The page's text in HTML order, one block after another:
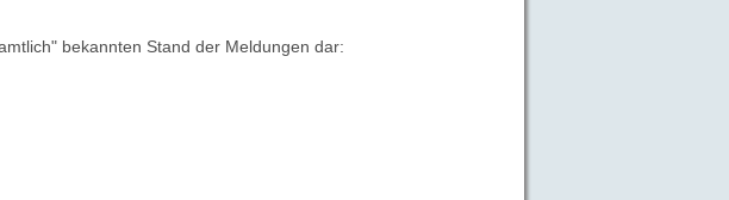
bekannten Stand der Meldungen dar: